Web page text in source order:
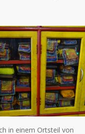
in einem Ortsteil von